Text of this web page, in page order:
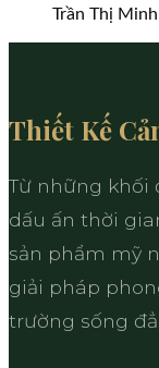
Trần Thị
Thiết Kế
Từ những khối
dấu ấn thời
sản phẩm mỹ
giải pháp
trường sống